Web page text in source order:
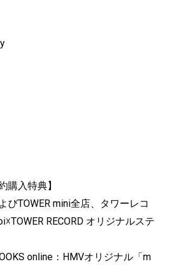
購入特典】
びTOWER mini全店、タワーレコ
RECORD オリジナルステ
online：HMVオリジナル「m